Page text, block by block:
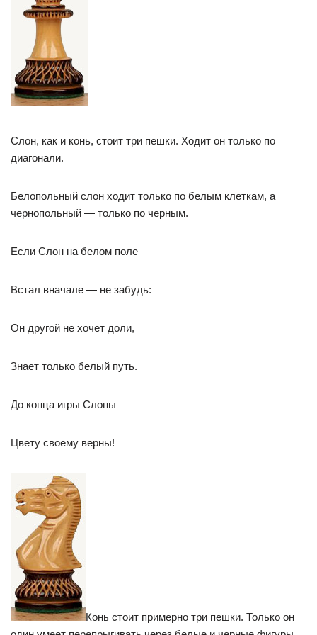
Слон, как и конь, стоит три пешки. Ходит он только по
диагонали.
Белопольный слон ходит только по белым клеткам, а
чернопольный — только по черным.
Если Слон на белом поле
Встал вначале — не забудь:
Он другой не хочет доли,
Знает только белый путь.
До конца игры Слоны
Цвету своему верны!
Конь стоит примерно три пешки. Только он